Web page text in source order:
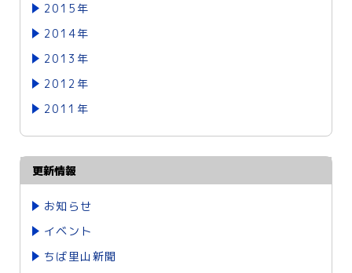
2015年
2014年
2013年
2012年
2011年
更新情報
お知らせ
イベント
ちば里山新聞